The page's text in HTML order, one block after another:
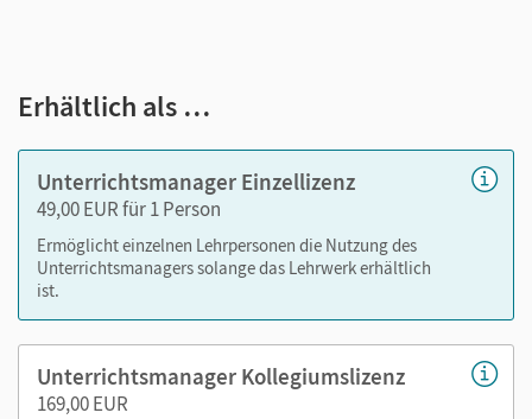
30. Juni 2026:
das Schulbuch als E-Book
alle Audios, Videos, Wortschatz- und Grammatik-
Erklärfilme sowie Feedbackbögen zu denTareas
der Lernenden- und Lehrkräftefassung inkl. Audios
das Arbeitsheft (Cuaderno de ejercicios) Elemental in
Erhältlich als …
Unterrichtsmanager Einzellizenz
49,00 EUR für 1 Person
Ermöglicht einzelnen Lehrpersonen die Nutzung des
Unterrichtsmanagers solange das Lehrwerk erhältlich
ist.
Unterrichtsmanager Kollegiumslizenz
169,00 EUR